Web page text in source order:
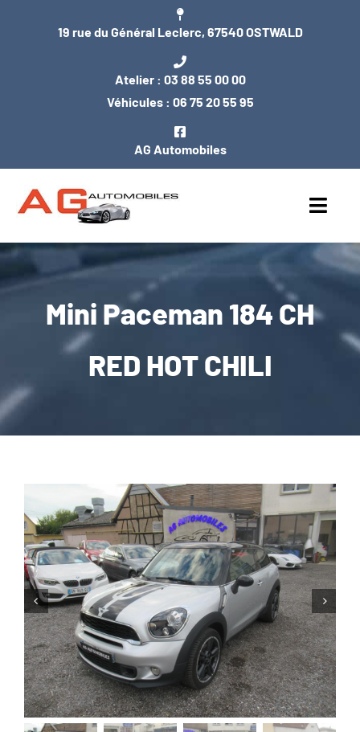
19 rue du Général Leclerc, 67540 OSTWALD
Atelier : 03 88 55 00 00
Véhicules : 06 75 20 55 95
AG Automobiles
ACCUEIL
NOS VÉHICULES
ENTRETIEN / MÉCANIQUE
CARROSSERIE / VITRAGE
CONTACT
Mini Paceman 184 CH
RED HOT CHILI